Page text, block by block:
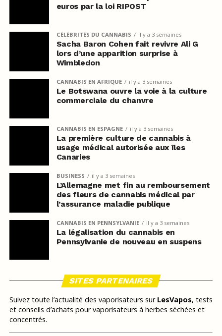
euros par la loi RIPOST
CÉLÉBRITÉS DU CANNABIS il y a 3 semaines
Sacha Baron Cohen fait revivre Ali G
lors d’une apparition surprise à
Wimbledon
CANNABIS EN AFRIQUE il y a 3 semaines
Le Botswana ouvre la voie à la culture
commerciale du chanvre
CANNABIS EN ESPAGNE il y a 3 semaines
La première culture de cannabis à
usage médical autorisée aux îles
Canaries
BUSINESS il y a 3 semaines
L’Allemagne met fin au remboursement
des fleurs de cannabis médical par
l’assurance maladie publique
CANNABIS EN PENNSYLVANIE il y a 3 semaines
La légalisation du cannabis en
Pennsylvanie de nouveau en suspens
SITES PARTENAIRES
Suivez toute l’actualité des vaporisateurs sur LesVapos, tests
et conseils d’achats pour vaporisateurs à herbes séchées et
concentrés.